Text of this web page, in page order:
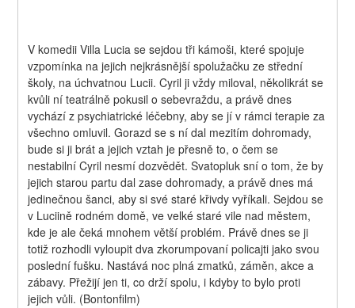
V komedii Villa Lucia se sejdou tři kámoši, které spojuje
vzpomínka na jejich nejkrásnější spolužačku ze střední
školy, na úchvatnou Lucii. Cyril ji vždy miloval, několikrát se
kvůli ní teatrálně pokusil o sebevraždu, a právě dnes
vychází z psychiatrické léčebny, aby se jí v rámci terapie za
všechno omluvil. Gorazd se s ní dal mezitím dohromady,
bude si ji brát a jejich vztah je přesně to, o čem se
nestabilní Cyril nesmí dozvědět. Svatopluk sní o tom, že by
jejich starou partu dal zase dohromady, a právě dnes má
jedinečnou šanci, aby si své staré křivdy vyříkali. Sejdou se
v Luciině rodném domě, ve velké staré vile nad městem,
kde je ale čeká mnohem větší problém. Právě dnes se ji
totiž rozhodli vyloupit dva zkorumpovaní policajti jako svou
poslední fušku. Nastává noc plná zmatků, záměn, akce a
zábavy. Přežijí jen ti, co drží spolu, i kdyby to bylo proti
jejich vůli. (Bontonfilm)